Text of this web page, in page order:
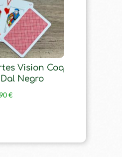
Vision Coq
Negro
€